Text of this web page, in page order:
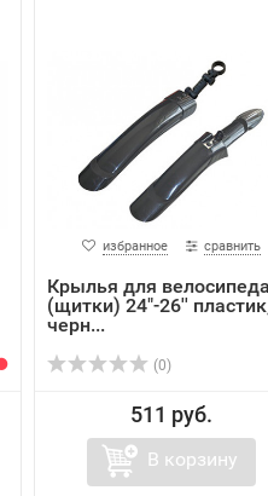
избранное сравнить
Крылья для
(щитки) 24"-26''
черн...
(0)
511 руб.
В корзину